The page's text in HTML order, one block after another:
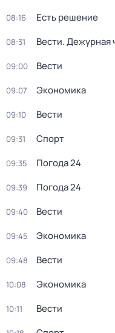
08:16 Есть решение
08:31 Вести. Дежурная
09:00 Вести
09:07 Экономика
09:10 Вести
09:31 Спорт
09:35 Погода 24
09:39 Погода 24
09:40 Вести
09:45 Экономика
09:48 Вести
10:08 Экономика
10:11 Вести